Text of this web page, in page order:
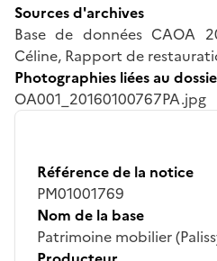
Sources d'archives
Base de données CAOA
Céline, Rapport de
Photographies liées au
OA001_20160100767PA.jpg
Référence de la notice
PM01001769
Nom de la base
Patrimoine mobilier